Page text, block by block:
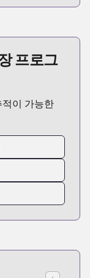
프로그
이 가능한